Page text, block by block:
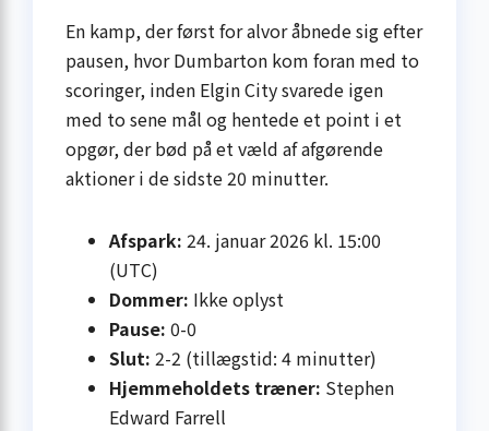
En kamp, der først for alvor åbnede sig efter
pausen, hvor Dumbarton kom foran med to
scoringer, inden Elgin City svarede igen
med to sene mål og hentede et point i et
opgør, der bød på et væld af afgørende
aktioner i de sidste 20 minutter.
Afspark: 24. januar 2026 kl. 15:00
(UTC)
Dommer: Ikke oplyst
Pause: 0-0
Slut: 2-2 (tillægstid: 4 minutter)
Hjemmeholdets træner: Stephen
Edward Farrell